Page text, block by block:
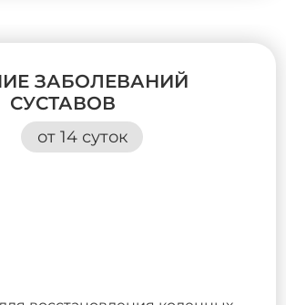
ЗАБОЛЕВАНИЙ
СУСТАВОВ
от 14 суток